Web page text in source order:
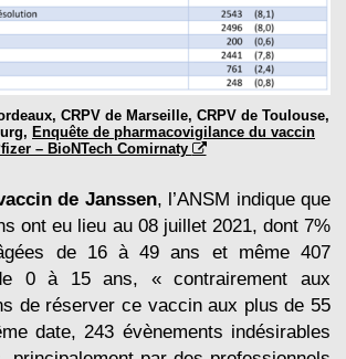
CRPV de Marseille, CRPV de Toulouse,
Enquête de pharmacovigilance du vaccin
– BioNTech Comirnaty
de Janssen, l’ANSM indique que
ont eu lieu au 08 juillet 2021, dont 7%
de 16 à 49 ans et même 407
0 à 15 ans, « contrairement aux
de réserver ce vaccin aux plus de 55
date, 243 évènements indésirables